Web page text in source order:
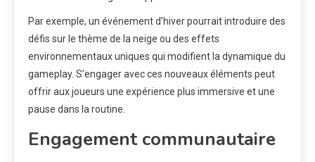
Par exemple, un événement d’hiver pourrait introduire des
défis sur le thème de la neige ou des effets
environnementaux uniques qui modifient la dynamique du
gameplay. S’engager avec ces nouveaux éléments peut
offrir aux joueurs une expérience plus immersive et une
pause dans la routine.
Engagement communautaire